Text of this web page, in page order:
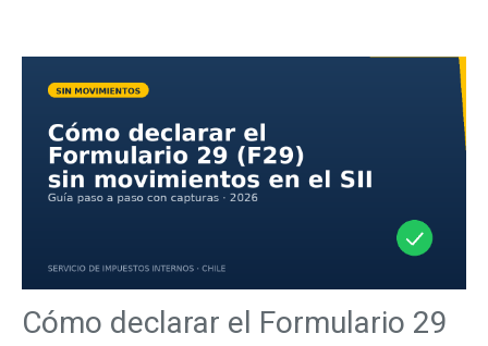
Cómo declarar el Formulario 29